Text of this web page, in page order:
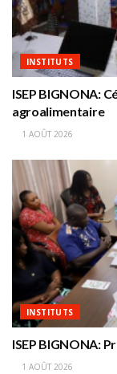
INSTITUTS
ISEP BIGNONA:
agroalimentaire
1 AOÛT 2026
INSTITUTS
ISEP BIGNONA:
1 AOÛT 2026